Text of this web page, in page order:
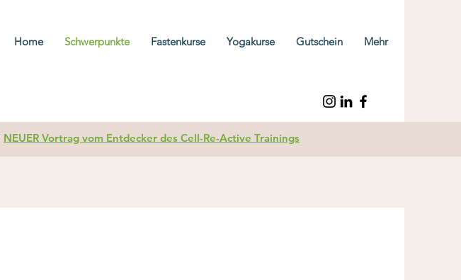
Home Schwerpunkte Fastenkurse Yogakurse Gutschein Mehr
NEUER Vortrag vom Entdecker des Cell-Re-Active Trainings